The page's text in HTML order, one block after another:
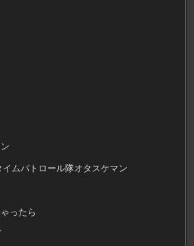
ムパトロール隊オタスケマン
ったら